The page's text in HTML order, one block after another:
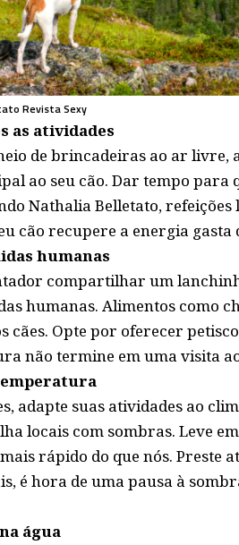
Revista Sexy
as atividades
de brincadeiras ao ar livre,
ao seu cão. Dar tempo para
Nathalia Belletato,
cão recupere a energia gasta
humanas
compartilhar um
humanas. Alimentos como
cães. Opte por oferecer
não termine em uma visita
adapte suas atividades ao
locais com sombras. Leve
rápido do que nós. Preste
é hora de uma pausa à
água